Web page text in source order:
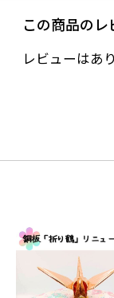
この商品のレ
レビューはあ